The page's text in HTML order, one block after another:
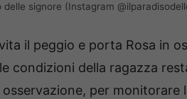
signore (Instagram
il peggio e porta Rosa in
condizioni della ragazza
per monitorare